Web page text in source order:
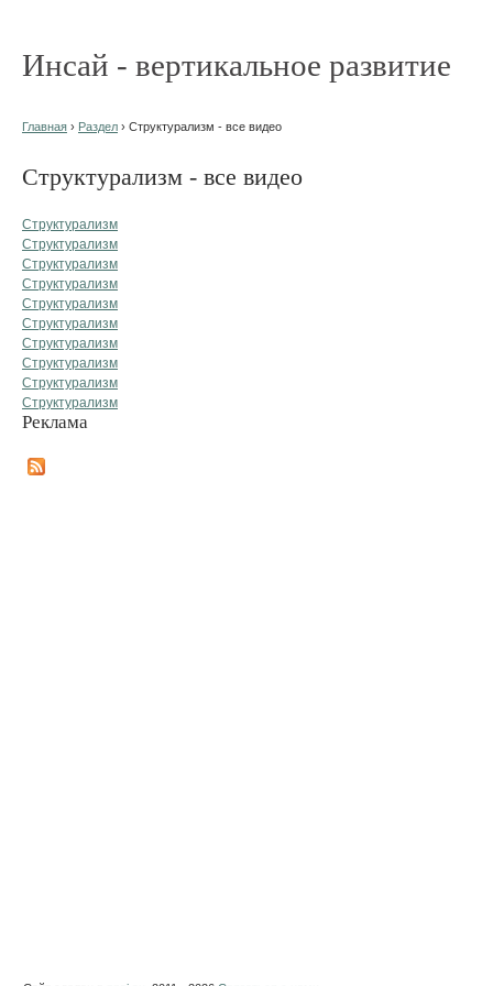
Инсай - вертикальное развитие
Главная › Раздел › Структурализм - все видео
Структурализм - все видео
Структурализм
Структурализм
Структурализм
Структурализм
Структурализм
Структурализм
Структурализм
Структурализм
Структурализм
Структурализм
Реклама